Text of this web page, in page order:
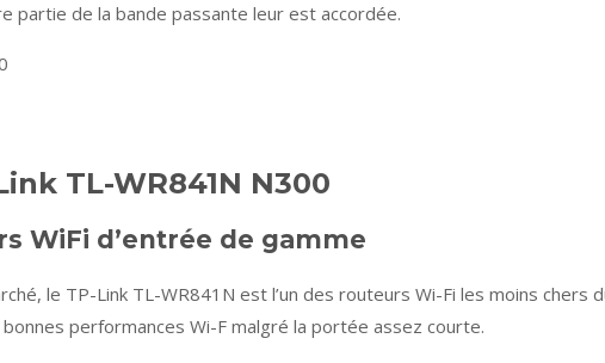
partie de la bande passante leur est accordée.
TL-WR841N N300
WiFi d’entrée de gamme
le TP-Link TL-WR841N est l’un des routeurs Wi-Fi les moins chers
performances Wi-F malgré la portée assez courte.